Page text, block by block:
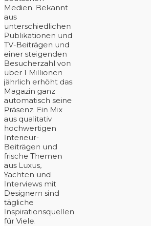
Medien. Bekannt
aus
unterschiedlichen
Publikationen und
TV-Beiträgen und
einer steigenden
Besucherzahl von
über 1 Millionen
jährlich erhöht das
Magazin ganz
automatisch seine
Präsenz. Ein Mix
aus qualitativ
hochwertigen
Interieur-
Beiträgen und
frische Themen
aus Luxus,
Yachten und
Interviews mit
Designern sind
tägliche
Inspirationsquellen
für Viele.